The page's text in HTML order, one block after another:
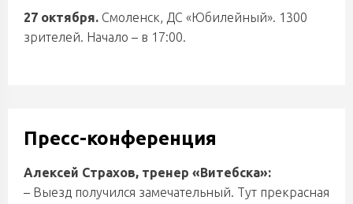
27 октября. Смоленск, ДС «Юбилейный». 1300
зрителей. Начало – в 17:00.
Пресс-конференция
Алексей Страхов, тренер «Витебска»:
– Выезд получился замечательный. Тут прекрасная